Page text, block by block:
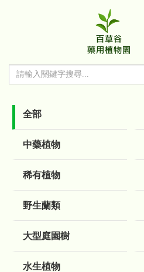
全部
中藥植物
稀有植物
野生蘭類
大型庭園樹
水生植物